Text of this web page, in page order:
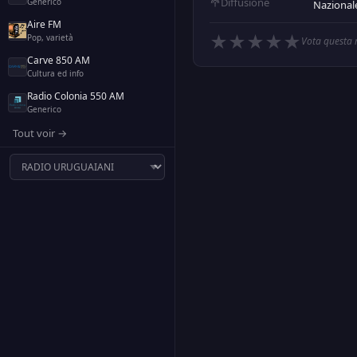
Aire FM
Pop, varietà
Carve 850 AM
Cultura ed info
Radio Colonia 550 AM
Generico
Tout voir →
★ ★ ★ ★ ★ Vota questa